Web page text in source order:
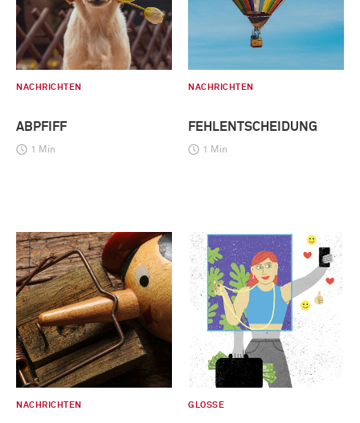
NACHRICHTEN
ABPFIFF
1 Min
NACHRICHTEN
FEHLENTSCHEIDUNG
1 Min
NACHRICHTEN GLOSSE